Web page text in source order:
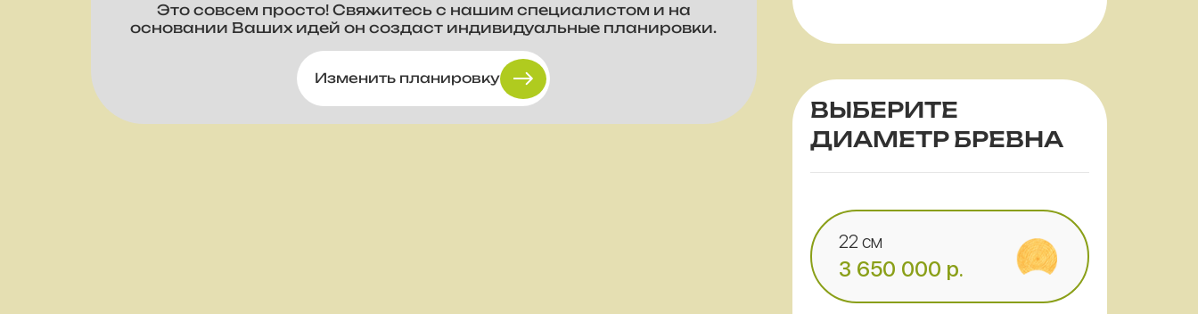
Это совсем просто! Свяжитесь с нашим специалистом и на
основании Ваших идей он создаст индивидуальные планировки.
Изменить планировку
ВЫБЕРИТЕ
ДИАМЕТР БРЕВНА
22 см
3 650 000 р.